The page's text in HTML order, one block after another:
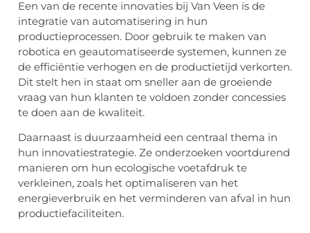
Een van de recente innovaties bij Van Veen is de
integratie van automatisering in hun
productieprocessen. Door gebruik te maken van
robotica en geautomatiseerde systemen, kunnen ze
de efficiëntie verhogen en de productietijd verkorten.
Dit stelt hen in staat om sneller aan de groeiende
vraag van hun klanten te voldoen zonder concessies
te doen aan de kwaliteit.
Daarnaast is duurzaamheid een centraal thema in
hun innovatiestrategie. Ze onderzoeken voortdurend
manieren om hun ecologische voetafdruk te
verkleinen, zoals het optimaliseren van het
energieverbruik en het verminderen van afval in hun
productiefaciliteiten.